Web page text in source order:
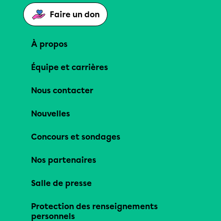
Faire un don
À propos
Équipe et carrières
Nous contacter
Nouvelles
Concours et sondages
Nos partenaires
Salle de presse
Protection des renseignements
personnels